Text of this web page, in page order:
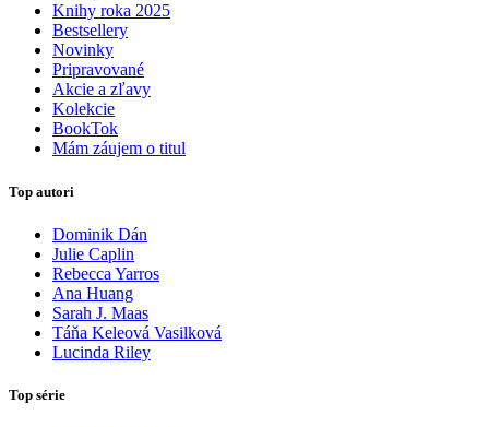
Knihy roka 2025
Bestsellery
Novinky
Pripravované
Akcie a zľavy
Kolekcie
BookTok
Mám záujem o titul
Top autori
Dominik Dán
Julie Caplin
Rebecca Yarros
Ana Huang
Sarah J. Maas
Táňa Keleová Vasilková
Lucinda Riley
Top série